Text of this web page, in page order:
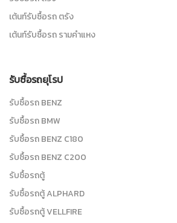
เต้นท์รับซื้อรถ ตรัง
เต้นท์รับซื้อรถ รามคำแหง
รับซื้อรถยุโรป
รับซื้อรถ BENZ
รับซื้อรถ BMW
รับซื้อรถ BENZ C180
รับซื้อรถ BENZ C200
รับซื้อรถตู้
รับซื้อรถตู้ ALPHARD
รับซื้อรถตู้ VELLFIRE